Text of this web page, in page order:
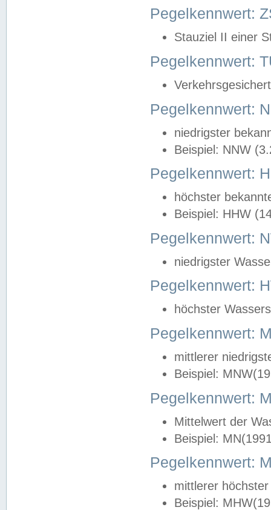
Pegelkennwert:
Stauziel II einer
Pegelkennwert:
Pegelkennwert:
niedrigster
Beispiel: NNW
Pegelkennwert:
höchster
Beispiel: HHW
Pegelkennwert:
niedrigster
Pegelkennwert:
höchster
Pegelkennwert:
mittlerer
Beispiel:
Pegelkennwert:
Mittelwert der
Beispiel:
Pegelkennwert:
mittlerer
Beispiel: